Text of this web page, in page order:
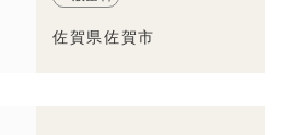
佐賀県佐賀市